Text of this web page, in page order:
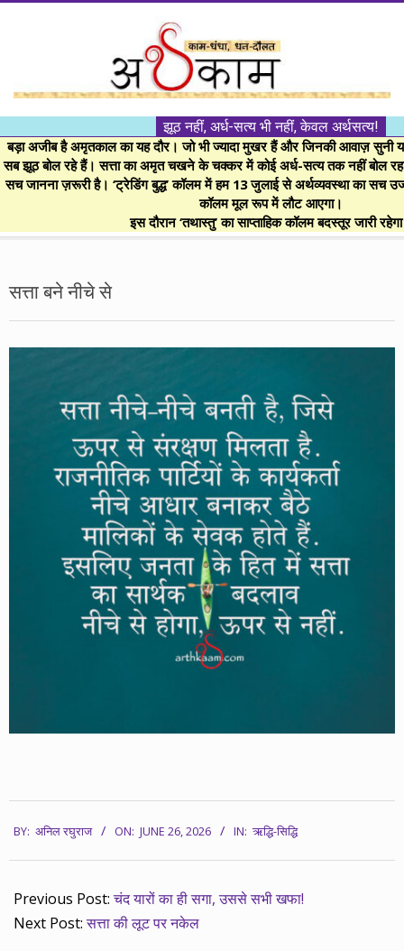
।।
अर्थकाम।।
BE
FINANCIALLY
CLEVER!
झूठ नहीं, अर्ध-सत्य भी नहीं, केवल अर्थसत्य!
बड़ा अजीब है अमृतकाल का यह दौर। जो भी ज्यादा मुखर हैं और जिनकी आवाज़ सुनी
सब झूठ बोल रहे हैं। सत्ता का अमृत चखने के चक्कर में कोई अर्ध-सत्य तक नहीं बोल
सच जानना ज़रूरी है। ‘ट्रेडिंग बुद्ध’ कॉलम में हम 13 जुलाई से अर्थव्यवस्था का सच
कॉलम मूल रूप में लौट आएगा।
इस दौरान ‘तथास्तु’ का साप्ताहिक कॉलम बदस्तूर जारी
Menu
सत्ता बने नीचे से
06-
26
BY: अनिल रघुराज ON: JUNE 26, 2026 IN: ऋद्धि-सिद्धि
Previous Post:चंद यारों का ही सगा, उससे सभी खफा!
Next Post:सत्ता की लूट पर नकेल